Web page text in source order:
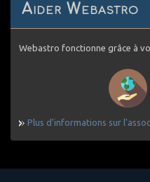
Aider Webastro
Webastro fonctionne grâce à
Plus d'informations sur